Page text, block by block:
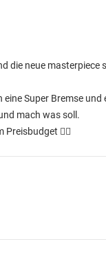
die neue
eine Super Bremse
mach was soll.
👍🏻